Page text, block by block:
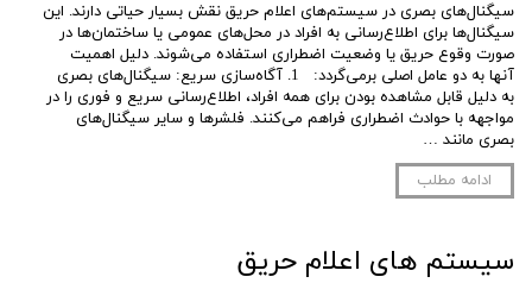
سیگنال‌های بصری در سیستم‌های اعلام حریق نقش بسیار حیاتی دارند. این
سیگنال‌ها برای اطلاع‌رسانی به افراد در محل‌های عمومی یا ساختمان‌ها در
صورت وقوع حریق یا وضعیت اضطراری استفاده می‌شوند. دلیل اهمیت
آنها به دو عامل اصلی برمی‌گردد: 1. آگاه‌سازی سریع: سیگنال‌های بصری
به دلیل قابل مشاهده بودن برای همه افراد، اطلاع‌رسانی سریع و فوری را در
مواجهه با حوادث اضطراری فراهم می‌کنند. فلشرها و سایر سیگنال‌های
بصری مانند …
ادامه مطلب
سیستم های اعلام حریق